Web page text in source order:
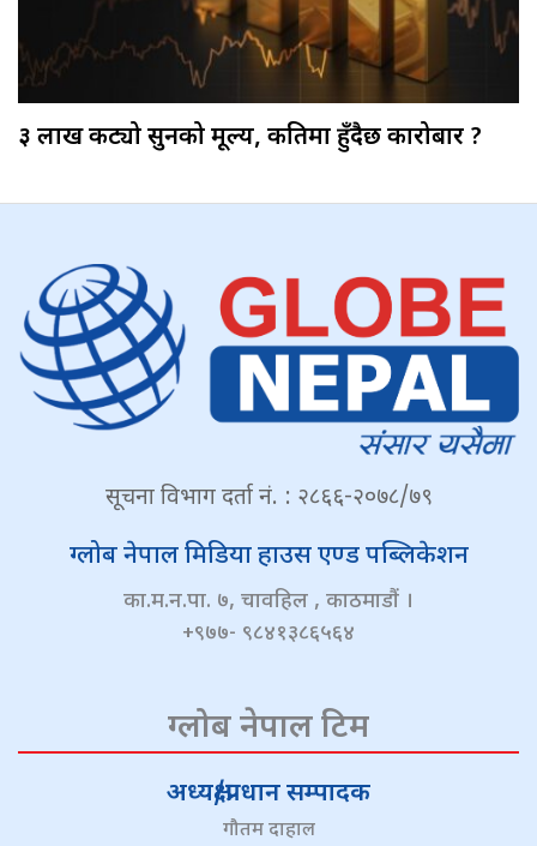
३ लाख कट्यो सुनको मूल्य, कतिमा हुँदैछ कारोबार ?
सूचना विभाग दर्ता नं. : २८६६-२०७८/७९
ग्लोब नेपाल मिडिया हाउस एण्ड पब्लिकेशन
का.म.न.पा. ७, चावहिल , काठमाडौं ।
+९७७- ९८४१३८६५६४
ग्लोब नेपाल टिम
अध्यक्ष/प्रधान सम्पादक
गौतम दाहाल